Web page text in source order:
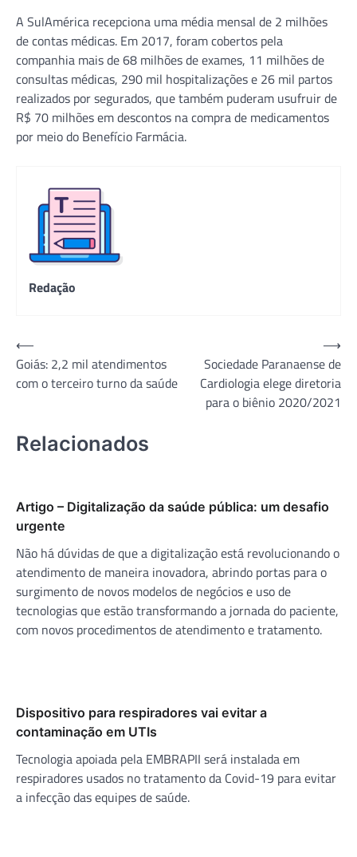
A SulAmérica recepciona uma média mensal de 2 milhões
de contas médicas. Em 2017, foram cobertos pela
companhia mais de 68 milhões de exames, 11 milhões de
consultas médicas, 290 mil hospitalizações e 26 mil partos
realizados por segurados, que também puderam usufruir de
R$ 70 milhões em descontos na compra de medicamentos
por meio do Benefício Farmácia.
Redação
Navegação
de
Post
⟵
Goiás: 2,2 mil atendimentos
com o terceiro turno da saúde
Sociedade Paranaense de
Cardiologia elege diretoria
para o biênio 2020/2021
⟶
Relacionados
Artigo – Digitalização da saúde pública: um desafio
urgente
Não há dúvidas de que a digitalização está revolucionando o
atendimento de maneira inovadora, abrindo portas para o
surgimento de novos modelos de negócios e uso de
tecnologias que estão transformando a jornada do paciente,
com novos procedimentos de atendimento e tratamento.
Dispositivo para respiradores vai evitar a
contaminação em UTIs
Tecnologia apoiada pela EMBRAPII será instalada em
respiradores usados no tratamento da Covid-19 para evitar
a infecção das equipes de saúde.